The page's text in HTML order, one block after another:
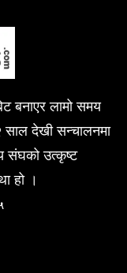
बनाएर लामो समय
साल देखी सन्चालनमा
संघको उत्कृष्ट
हो ।